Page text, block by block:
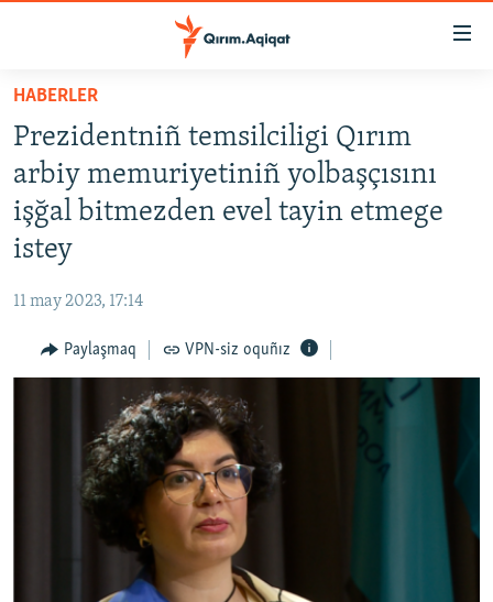
Esas
qaytmaq
Baş
navigatsiyağa
qaytmaq
Qıdıruvğa
HABERLER
SİYASET
İQTİSADİYAT
CEMİYET
İNSAN AQLARI
VİDEO
BLOGLAR
HABERLER
Prezidentniñ temsilciligi Qırım
arbiy memuriyetiniñ yolbaşçısını
işğal bitmezden evel tayin etmege
istey
11 may 2023, 17:14
Paylaşmaq VPN-siz oquñız